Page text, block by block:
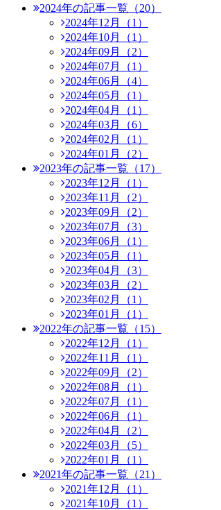
2024年の記事一覧（20）
2024年12月（1）
2024年10月（1）
2024年09月（2）
2024年07月（1）
2024年06月（4）
2024年05月（1）
2024年04月（1）
2024年03月（6）
2024年02月（1）
2024年01月（2）
2023年の記事一覧（17）
2023年12月（1）
2023年11月（2）
2023年09月（2）
2023年07月（3）
2023年06月（1）
2023年05月（1）
2023年04月（3）
2023年03月（2）
2023年02月（1）
2023年01月（1）
2022年の記事一覧（15）
2022年12月（1）
2022年11月（1）
2022年09月（2）
2022年08月（1）
2022年07月（1）
2022年06月（1）
2022年04月（2）
2022年03月（5）
2022年01月（1）
2021年の記事一覧（21）
2021年12月（1）
2021年10月（1）